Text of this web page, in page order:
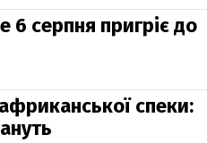
6 серпня пригріє до
спеки: